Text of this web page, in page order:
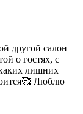
другой салон
о гостях, с
лишних
Люблю